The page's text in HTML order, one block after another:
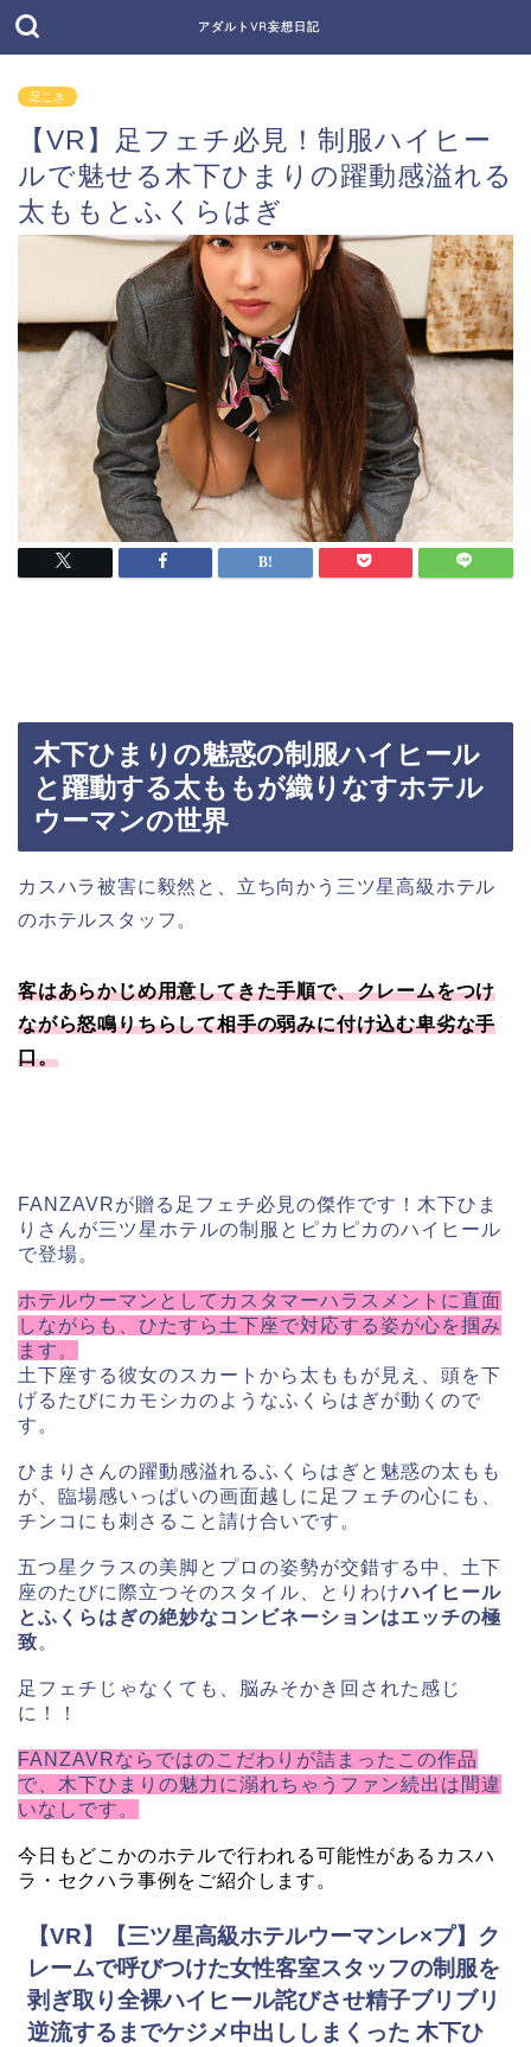
アダルトVR妄想日記
足こき
【VR】足フェチ必見！制服ハイヒー
ルで魅せる木下ひまりの躍動感溢れる
太ももとふくらはぎ
木下ひまりの魅惑の制服ハイヒール
と躍動する太ももが織りなすホテル
ウーマンの世界
カスハラ被害に毅然と、立ち向かう三ツ星高級ホテル
のホテルスタッフ。
客はあらかじめ用意してきた手順で、クレームをつけ
ながら怒鳴りちらして相手の弱みに付け込む卑劣な手
口。
FANZAVRが贈る足フェチ必見の傑作です！木下ひま
りさんが三ツ星ホテルの制服とピカピカのハイヒール
で登場。
ホテルウーマンとしてカスタマーハラスメントに直面
しながらも、ひたすら土下座で対応する姿が心を掴み
ます。
土下座する彼女のスカートから太ももが見え、頭を下
げるたびにカモシカのようなふくらはぎが動くので
す。
ひまりさんの躍動感溢れるふくらはぎと魅惑の太もも
が、臨場感いっぱいの画面越しに足フェチの心にも、
チンコにも刺さること請け合いです。
五つ星クラスの美脚とプロの姿勢が交錯する中、土下
座のたびに際立つそのスタイル、とりわけハイヒール
とふくらはぎの絶妙なコンビネーションはエッチの極
致。
足フェチじゃなくても、脳みそかき回された感じ
に！！
FANZAVRならではのこだわりが詰まったこの作品
で、木下ひまりの魅力に溺れちゃうファン続出は間違
いなしです。
今日もどこかのホテルで行われる可能性がある カスハ
ラ・セクハラ事例をご紹介します。
【VR】【三ツ星高級ホテルウーマンレ×プ】ク
レームで呼びつけた女性客室スタッフの制服を
剥ぎ取り全裸ハイヒール詫びさせ精子ブリブリ
逆流するまでケジメ中出ししまくった 木下ひ